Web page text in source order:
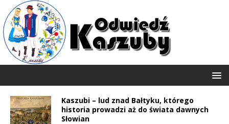
Kaszubi – lud znad Bałtyku, którego
historia prowadzi aż do świata dawnych
Słowian